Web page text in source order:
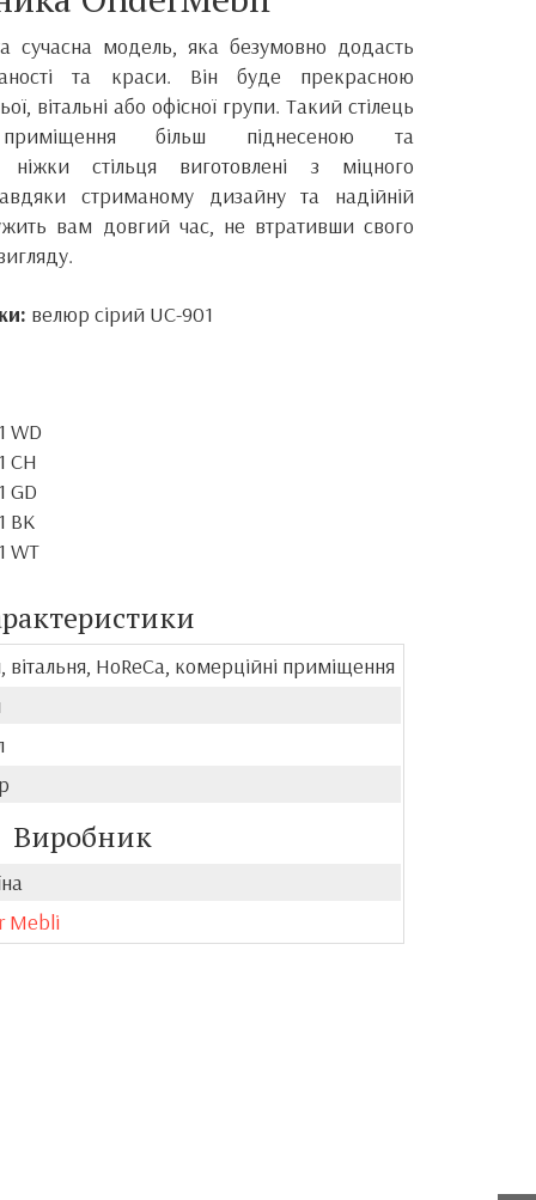
сучасна модель, яка безумовно додасть
та краси. Він буде прекрасною
вітальні або офісної групи. Такий стілець
більш піднесеною та
стільця виготовлені з міцного
стриманому дизайну та надійній
вам довгий час, не втративши свого
велюр сірий UC-901
WD
CH
GD
BK
WT
вітальня, HoReCa, комерційні приміщення
Виробник
Mebli